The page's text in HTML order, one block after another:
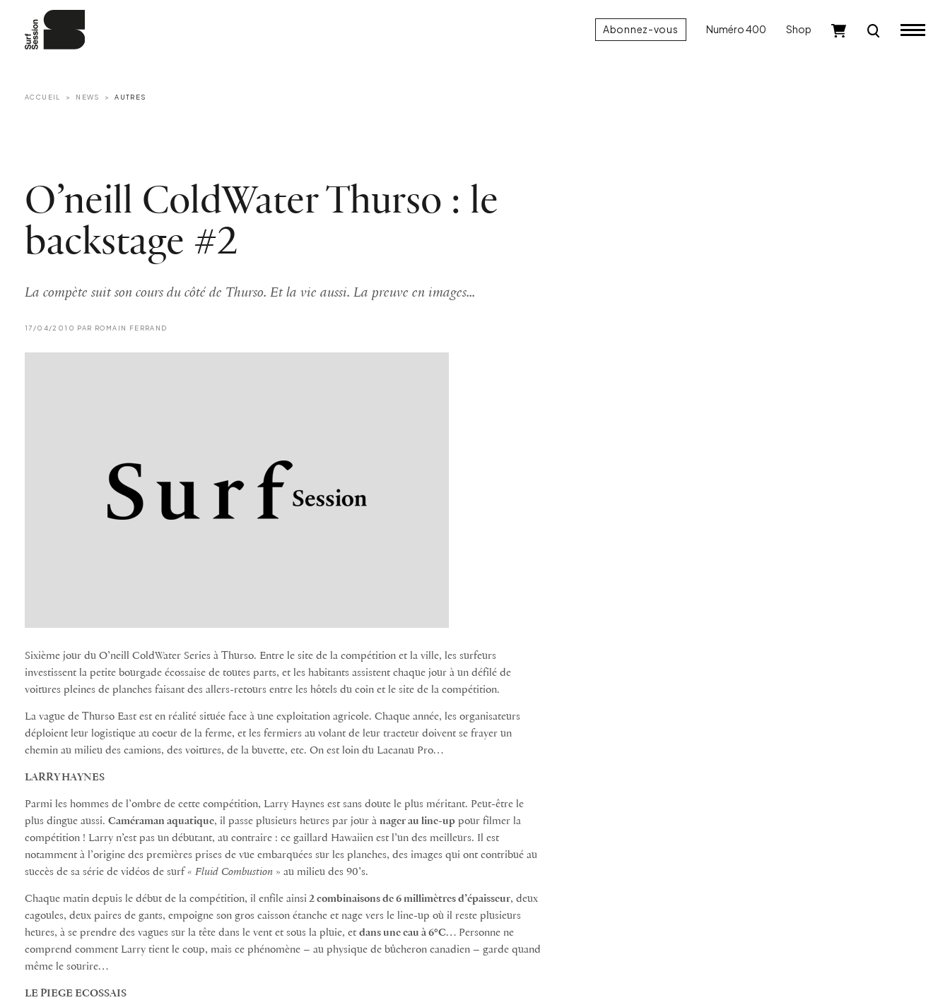
Abonnez-vous Numéro 400 Shop
ACCUEIL NEWS AUTRES
O’neill ColdWater Thurso : le
backstage #2
La compète suit son cours du côté de Thurso. Et la vie aussi. La preuve en images...
17/04/2010 PAR ROMAIN FERRAND
Sixième jour du O’neill ColdWater Series à Thurso. Entre le site de la compétition et la ville, les surfeurs
investissent la petite bourgade écossaise de toutes parts, et les habitants assistent chaque jour à un défilé de
voitures pleines de planches faisant des allers-retours entre les hôtels du coin et le site de la compétition.
La vague de Thurso East est en réalité située face à une exploitation agricole. Chaque année, les organisateurs
déploient leur logistique au coeur de la ferme, et les fermiers au volant de leur tracteur doivent se frayer un
chemin au milieu des camions, des voitures, de la buvette, etc. On est loin du Lacanau Pro…
LARRY HAYNES
Parmi les hommes de l’ombre de cette compétition, Larry Haynes est sans doute le plus méritant. Peut-être le
plus dingue aussi. Caméraman aquatique, il passe plusieurs heures par jour à nager au line-up pour filmer la
compétition ! Larry n’est pas un débutant, au contraire : ce gaillard Hawaiien est l’un des meilleurs. Il est
notamment à l’origine des premières prises de vue embarquées sur les planches, des images qui ont contribué au
succès de sa série de vidéos de surf « Fluid Combustion » au milieu des 90’s.
Chaque matin depuis le début de la compétition, il enfile ainsi 2 combinaisons de 6 millimètres d’épaisseur, deux
cagoules, deux paires de gants, empoigne son gros caisson étanche et nage vers le line-up où il reste plusieurs
heures, à se prendre des vagues sur la tête dans le vent et sous la pluie, etdans une eau à 6°C… Personne ne
comprend comment Larry tient le coup, mais ce phénomène – au physique de bûcheron canadien – garde quand
même le sourire…
LE PIEGE ECOSSAIS